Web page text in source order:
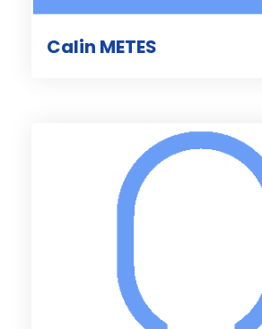
Calin METES